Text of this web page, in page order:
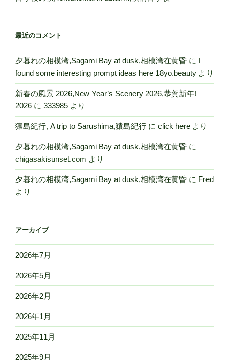
最近のコメント
夕暮れの相模湾,Sagami Bay at dusk,相模湾在黄昏 に I
found some interesting prompt ideas here 18yo.beauty より
新春の風景 2026,New Year’s Scenery 2026,恭賀新年!
2026 に 333985 より
猿島紀行, A trip to Sarushima,猿島紀行 に click here より
夕暮れの相模湾,Sagami Bay at dusk,相模湾在黄昏 に
chigasakisunset.com より
夕暮れの相模湾,Sagami Bay at dusk,相模湾在黄昏 に Fred
より
アーカイブ
2026年7月
2026年5月
2026年2月
2026年1月
2025年11月
2025年9月